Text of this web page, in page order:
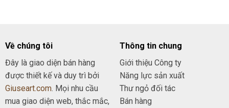
Về chúng tôi
Đây là giao diện bán hàng
được thiết kế và duy trì bởi
Giuseart.com. Mọi nhu cầu
mua giao diện web, thắc mắc,
Thông tin chung
Giới thiệu Công ty
Năng lực sản xuất
Thư ngỏ đối tác
Bán hàng